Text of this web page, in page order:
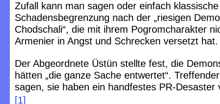
Zufall kann man sagen oder einfach klassische
Schadensbegrenzung nach der „riesigen
Chodschali“, die mit ihrem Pogromcharakter
Armenier in Angst und Schrecken versetzt hat.
Der Abgeordnete Üstün stellte fest, die
hätten „die ganze Sache entwertet“.
sagen, sie haben ein handfestes PR-Desaster
[1]